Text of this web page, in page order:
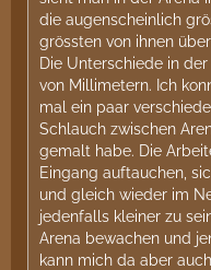
die augenscheinlich
grössten von ihnen
Die Unterschiede in
von Millimetern. Ich
mal ein paar
Schlauch zwischen
gemalt habe. Die
Eingang auftauchen,
und gleich wieder im
jedenfalls kleiner zu
Arena bewachen und
kann mich da aber